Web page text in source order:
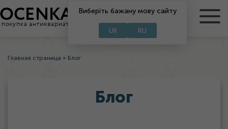
RU
Виберіть бажану мову сайту
UK RU
Главная страница » Блог
Блог